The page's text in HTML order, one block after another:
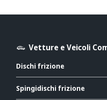
Vetture e Veicoli
Dischi frizione
Spingidischi frizione